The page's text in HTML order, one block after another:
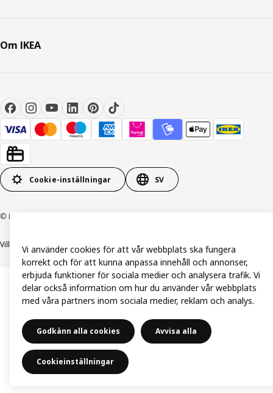
Om IKEA
Cookie-inställningar SV
© Inter IKEA Systems B.V. 1999-2026
Villkor Integritetspolicy och dataskydd Cookiepolicy
Vi använder cookies för att vår webbplats ska fungera
korrekt och för att kunna anpassa innehåll och annonser,
erbjuda funktioner för sociala medier och analysera trafik. Vi
delar också information om hur du använder vår webbplats
med våra partners inom sociala medier, reklam och analys.
Godkänn alla cookies Avvisa alla
Cookieinställningar